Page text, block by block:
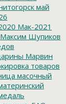
май
Мак-2021
Максим Шупиков
Марвин
товаров
масочный